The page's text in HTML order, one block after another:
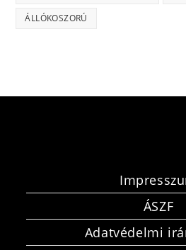
ÁLLÓKOSZORÚ
ÁSZF
Adatvédelmi